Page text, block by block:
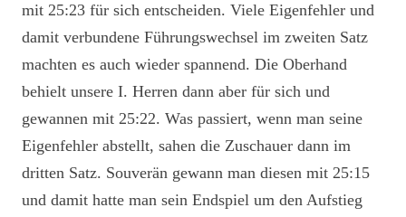
mit 25:23 für sich entscheiden. Viele Eigenfehler und
damit verbundene Führungswechsel im zweiten Satz
machten es auch wieder spannend. Die Oberhand
behielt unsere I. Herren dann aber für sich und
gewannen mit 25:22. Was passiert, wenn man seine
Eigenfehler abstellt, sahen die Zuschauer dann im
dritten Satz. Souverän gewann man diesen mit 25:15
und damit hatte man sein Endspiel um den Aufstieg